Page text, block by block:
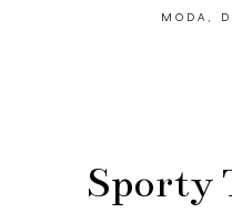
MODA,
Sporty